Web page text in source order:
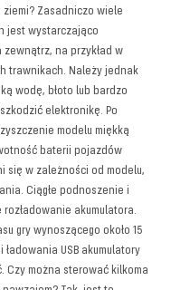
Zasadniczo wiele
jest wystarczająco
zewnątrz, na przykład w
trawnikach. Należy jednak
wodę, błoto lub bardzo
elektronikę. Po
modelu miękką
baterii pojazdów
się w zależności od modelu,
Ciągłe podnoszenie i
akumulatora.
gry wynoszącego około 15
USB akumulatory
Czy można sterować kilkoma